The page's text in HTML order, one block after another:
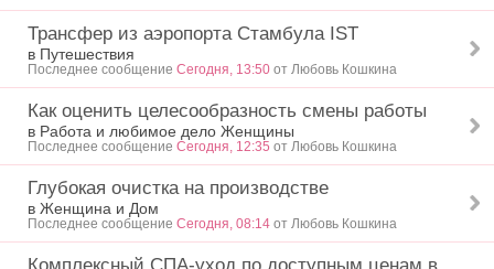
Трансфер из аэропорта Стамбула IST
в Путешествия
Последнее сообщение Сегодня, 13:50 от Любовь Кошкина
Как оценить целесообразность смены работы
в Работа и любимое дело Женщины
Последнее сообщение Сегодня, 12:35 от Любовь Кошкина
Глубокая очистка на производстве
в Женщина и Дом
Последнее сообщение Сегодня, 08:14 от Любовь Кошкина
Комплексный СПА-уход по доступным ценам в